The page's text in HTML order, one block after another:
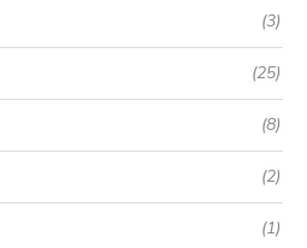
(3)
(25)
(8)
(2)
(1)